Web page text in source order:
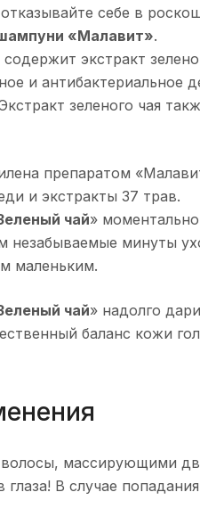
себе в
«Малавит».
содержит экстракт
и антибактериальное
зеленого чая
препаратом
и экстракты 37 трав.
чай»
незабываемые минуты
маленьким.
чай» надолго
баланс кожи
массирующими
глаза! В случае